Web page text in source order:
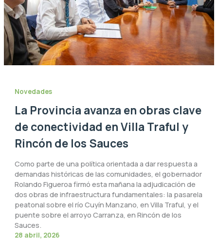
Novedades
La Provincia avanza en obras clave
de conectividad en Villa Traful y
Rincón de los Sauces
Como parte de una política orientada a dar respuesta a
demandas históricas de las comunidades, el gobernador
Rolando Figueroa firmó esta mañana la adjudicación de
dos obras de infraestructura fundamentales: la pasarela
peatonal sobre el río Cuyín Manzano, en Villa Traful, y el
puente sobre el arroyo Carranza, en Rincón de los
Sauces.
28 abril, 2026